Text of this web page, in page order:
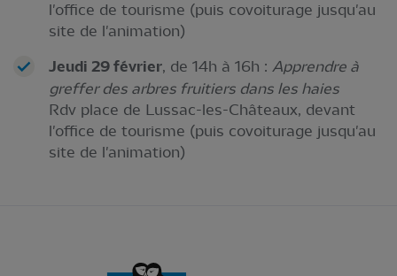
l'office de tourisme (puis covoiturage jusqu'au
site de l'animation)
Jeudi 29 février, de 14h à 16h : Apprendre à
greffer des arbres fruitiers dans les haies
Rdv place de Lussac-les-Châteaux, devant
l'office de tourisme (puis covoiturage jusqu'au
site de l'animation)